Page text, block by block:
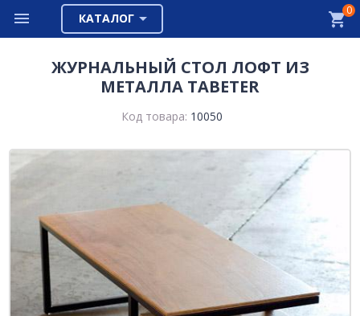
КАТАЛОГ
0
ЖУРНАЛЬНЫЙ СТОЛ ЛОФТ ИЗ
МЕТАЛЛА TABETER
Код товара: 10050